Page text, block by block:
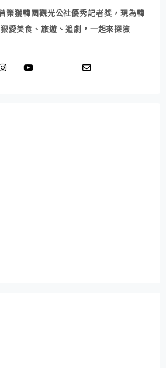
榮獲韓國觀光公社優秀記者獎，現為韓
愛美食、旅遊、追劇，一起來探險